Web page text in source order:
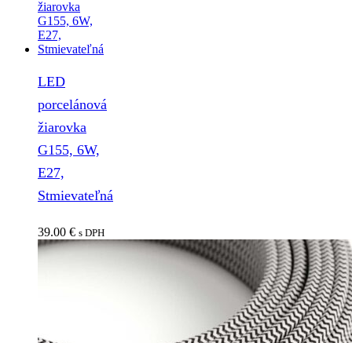
LED
porcelánová
žiarovka
G155, 6W,
E27,
Stmievateľná
39.00 € s DPH